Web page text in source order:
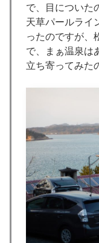
で、目についた
天草パールライ
ったのですが、
で、まぁ温泉は
立ち寄ってみた